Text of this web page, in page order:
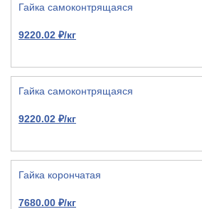
Гайка самоконтрящаяся
9220.02 ₽/кг
Гайка самоконтрящаяся
9220.02 ₽/кг
Гайка корончатая
7680.00 ₽/кг